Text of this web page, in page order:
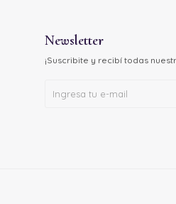
Newsletter
¡Suscribite y recibí todas